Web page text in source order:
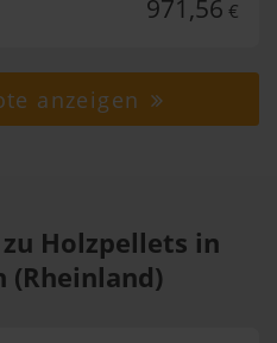
971,56 €
anzeigen
Holzpellets in
(Rheinland)